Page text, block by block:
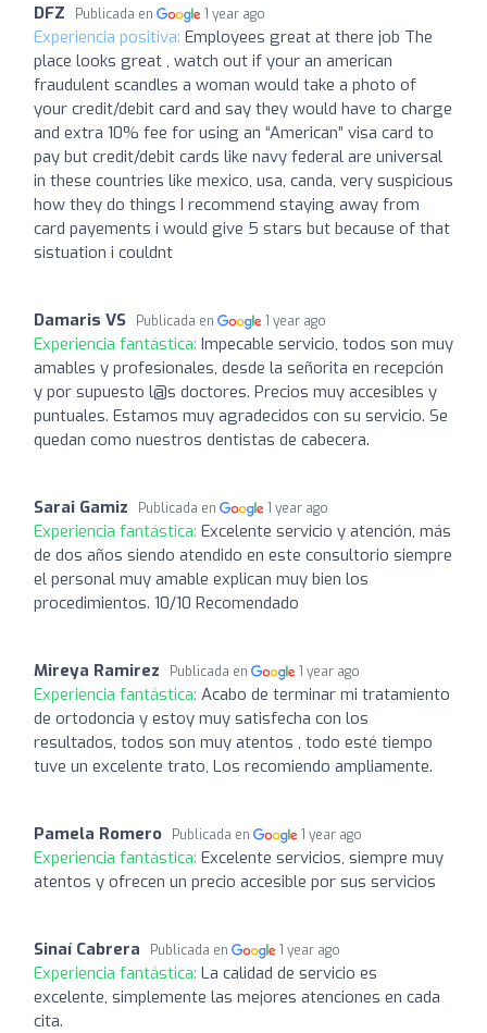
DFZ Publicada en 1 year ago
Experiencia positiva: Employees great at there job The
place looks great , watch out if your an american
fraudulent scandles a woman would take a photo of
your credit/debit card and say they would have to charge
and extra 10% fee for using an “American” visa card to
pay but credit/debit cards like navy federal are universal
in these countries like mexico, usa, canda, very suspicious
how they do things I recommend staying away from
card payements i would give 5 stars but because of that
sistuation i couldnt
Damaris VS Publicada en 1 year ago
Experiencia fantástica: Impecable servicio, todos son muy
amables y profesionales, desde la señorita en recepción
y por supuesto l@s doctores. Precios muy accesibles y
puntuales. Estamos muy agradecidos con su servicio. Se
quedan como nuestros dentistas de cabecera.
Sarai Gamiz Publicada en 1 year ago
Experiencia fantástica: Excelente servicio y atención, más
de dos años siendo atendido en este consultorio siempre
el personal muy amable explican muy bien los
procedimientos. 10/10 Recomendado
Mireya Ramirez Publicada en 1 year ago
Experiencia fantástica: Acabo de terminar mi tratamiento
de ortodoncia y estoy muy satisfecha con los
resultados, todos son muy atentos , todo esté tiempo
tuve un excelente trato, Los recomiendo ampliamente.
Pamela Romero Publicada en 1 year ago
Experiencia fantástica: Excelente servicios, siempre muy
atentos y ofrecen un precio accesible por sus servicios
Sinaí Cabrera Publicada en 1 year ago
Experiencia fantástica: La calidad de servicio es
excelente, simplemente las mejores atenciones en cada
cita.